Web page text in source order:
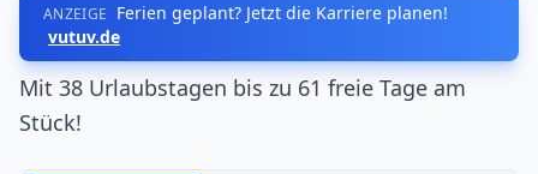
ANZEIGE Ferien geplant? Jetzt die Karriere planen!
vutuv.de
Mit 38 Urlaubstagen bis zu 61 freie Tage am
Stück!